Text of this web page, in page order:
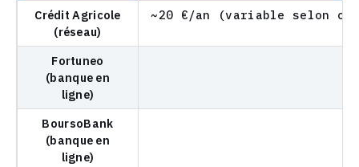
Crédit Agricole
(réseau)
~20 €/an (variable selon
Fortuneo
(banque en
ligne)
BoursoBank
(banque en
ligne)